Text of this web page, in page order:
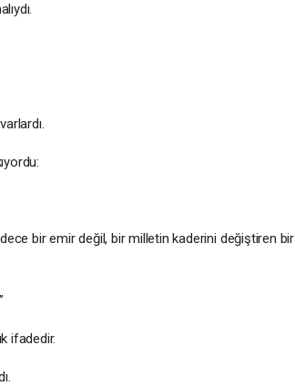
bir emir değil, bir milletin kaderini değiştiren bir